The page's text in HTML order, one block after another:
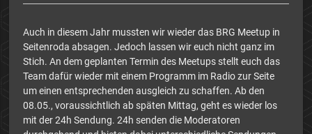
Auch in diesem Jahr mussten wir wieder das BRG Meetup in
Seitenroda absagen. Jedoch lassen wir euch nicht ganz im
Stich. An dem geplanten Termin des Meetups stellt euch das
Team dafür wieder mit einem Programm im Radio zur Seite
um einen entsprechenden ausgleich zu schaffen. Ab den
08.05., voraussichtlich ab späten Mittag, geht es wieder los
mit der 24h Sendung. 24h senden die Moderatoren